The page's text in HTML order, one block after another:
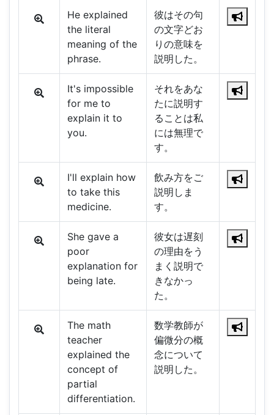
He explained
the literal
meaning of the
phrase.
彼はその句
の文字どお
りの意味を
説明した。
It's impossible
for me to
explain it to
you.
それをあな
たに説明す
ることは私
には無理で
す。
I'll explain how
to take this
medicine.
飲み方をご
説明しま
す。
She gave a
poor
explanation for
being late.
彼女は遅刻
の理由をう
まく説明で
きなかっ
た。
The math
teacher
explained the
concept of
partial
differentiation.
数学教師が
偏微分の概
念について
説明した。